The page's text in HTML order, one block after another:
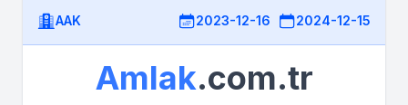
AAK 2023-12-16 2024-12-15
Amlak.com.tr